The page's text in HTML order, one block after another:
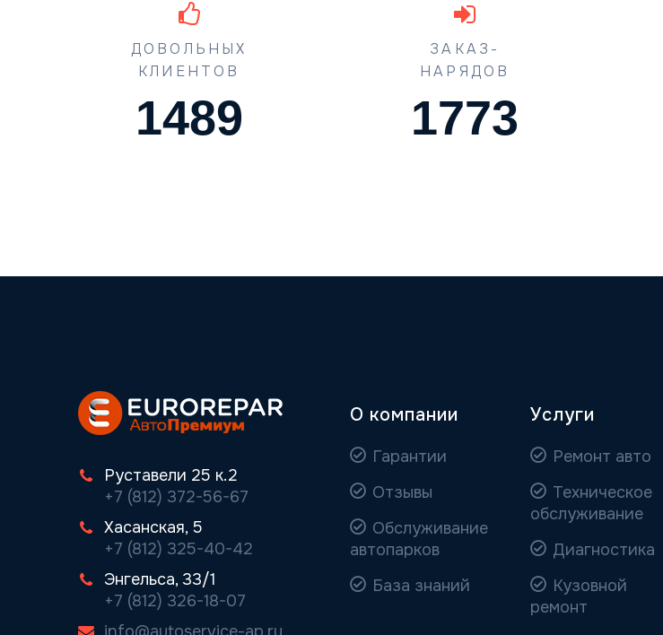
ДОВОЛЬНЫХ
КЛИЕНТОВ
1489
ЗАКАЗ-
НАРЯДОВ
1773
Руставели 25 к.2
+7 (812) 372-56-67
Хасанская, 5
+7 (812) 325-40-42
Энгельса, 33/1
+7 (812) 326-18-07
О компании
Гарантии
Отзывы
Обслуживание
автопарков
База знаний
Услуги
Ремонт авто
Техническое
обслуживание
Диагностика
Кузовной
ремонт